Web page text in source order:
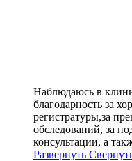
Наблюдаюсь в
благодарность за
регистратуры,за
обследований, за
консультации, а
Развернуть